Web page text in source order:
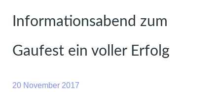
Informationsabend zum
Gaufest ein voller Erfolg
20 November 2017